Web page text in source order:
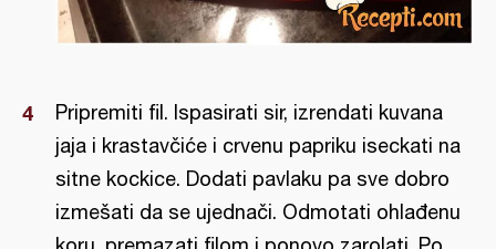
Pripremiti fil. Ispasirati sir, izrendati kuvana
jaja i krastavčiće i crvenu papriku iseckati na
sitne kockice. Dodati pavlaku pa sve dobro
izmešati da se ujednači. Odmotati ohlađenu